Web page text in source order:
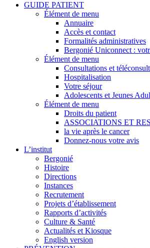
GUIDE PATIENT
Élément de menu
Annuaire
Accès et contact
Formalités administratives
Bergonié Uniconnect :
Élément de menu
Consultations et
Hospitalisation
Votre séjour
Adolescents et Jeunes
Élément de menu
Droits du patient
ASSOCIATIONS ET
la vie après le cancer
Donnez-nous votre avis
L’institut
Bergonié
Histoire
Directions
Instances
Recrutement
Projets d’établissement
Rapports d’activités
Culture & Santé
Actualités et Kiosque
English version